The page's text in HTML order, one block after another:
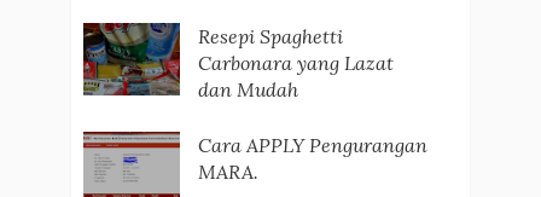
Resepi Spaghetti
Carbonara yang Lazat
dan Mudah
Cara APPLY Pengurangan
MARA.